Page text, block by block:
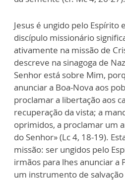
Jesus é ungido pelo Espírito
discípulo missionário
ativamente na missão de
descreve na sinagoga de
Senhor está sobre Mim,
anunciar a Boa-Nova aos
proclamar a libertação aos
recuperação da vista; a
oprimidos, a proclamar um
do Senhor» (Lc 4, 18-19).
missão: ser ungidos pelo
irmãos para lhes anunciar a
um instrumento de